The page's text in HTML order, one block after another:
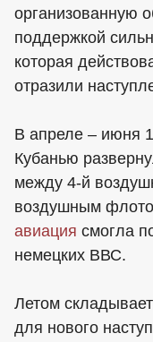
организованную
поддержкой
которая
отразили
В апреле – июня
Кубанью
между 4-й
воздушным
авиация смогла
немецких ВВС.
Летом
для нового